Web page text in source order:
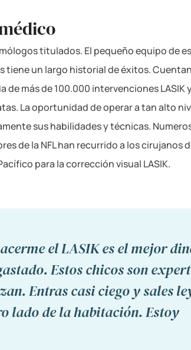
titulados. El pequeño equipo de
tiene un largo historial de éxitos.
de más de 100.000 intervenciones LASIK
La oportunidad de operar a tan alto
sus habilidades y técnicas.
de la NFL han recurrido a los cirujanos
para la corrección visual LASIK.
el LASIK es el mejor
Estos chicos son
Entras casi ciego y sales
lado de la habitación. Estoy